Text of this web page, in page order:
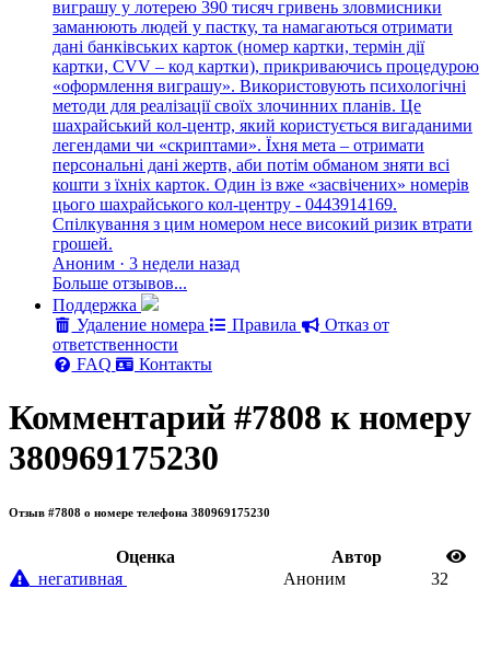
виграшу у лотерею 390 тисяч гривень зловмисники
заманюють людей у пастку, та намагаються отримати
дані банківських карток (номер картки, термін дії
картки, CVV – код картки), прикриваючись процедурою
«оформлення виграшу». Використовують психологічні
методи для реалізації своїх злочинних планів. Це
шахрайський кол-центр, який користується вигаданими
легендами чи «скриптами». Їхня мета – отримати
персональні дані жертв, аби потім обманом зняти всі
кошти з їхніх карток. Один із вже «засвічених» номерів
цього шахрайського кол-центру - 0443914169.
Спілкування з цим номером несе високий ризик втрати
грошей.
Аноним · 3 недели назад
Больше отзывов...
Поддержка
Удаление номера
Правила
Отказ от
ответственности
FAQ
Контакты
Комментарий #7808 к номеру
380969175230
Отзыв #7808 о номере телефона 380969175230
Oценка
Автор
негативная
Аноним 32